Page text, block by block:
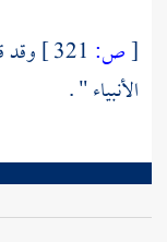
[ص:
وقد
الأنبياء " .